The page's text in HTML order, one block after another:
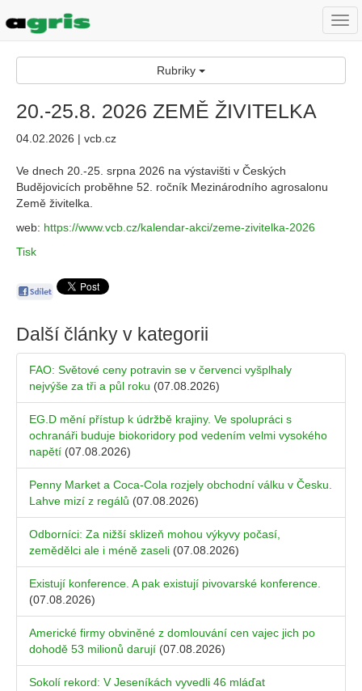
Rubriky
20.-25.8. 2026 ZEMĚ ŽIVITELKA
04.02.2026 | vcb.cz
Ve dnech 20.-25. srpna 2026 na výstavišti v Českých
Budějovicích proběhne 52. ročník Mezinárodního agrosalonu
Země živitelka.
web: https://www.vcb.cz/kalendar-akci/zeme-zivitelka-2026
Tisk
Další články v kategorii
FAO: Světové ceny potravin se v červenci vyšplhaly
nejvýše za tři a půl roku (07.08.2026)
EG.D mění přístup k údržbě krajiny. Ve spolupráci s
ochranáři buduje biokoridory pod vedením velmi vysokého
napětí (07.08.2026)
Penny Market a Coca-Cola rozjely obchodní válku v Česku.
Lahve mizí z regálů (07.08.2026)
Odborníci: Za nižší sklizeň mohou výkyvy počasí,
zemědělci ale i méně zaseli (07.08.2026)
Existují konference. A pak existují pivovarské konference.
(07.08.2026)
Americké firmy obviněné z domlouvání cen vajec jich po
dohodě 53 milionů darují (07.08.2026)
Sokolí rekord: V Jeseníkách vyvedli 46 mláďat